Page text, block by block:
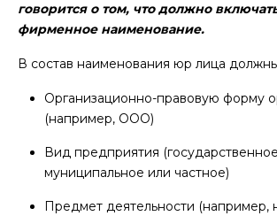
говорится о том, что должно
фирменное наименование.
В состав наименования юр лица
Организационно-правовую форму
(например, ООО)
Вид предприятия
муниципальное или частное)
Предмет деятельности (например,